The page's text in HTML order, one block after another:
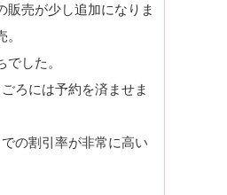
販売が少し追加になりま
した。
ろには予約を済ませま
の割引率が非常に高い